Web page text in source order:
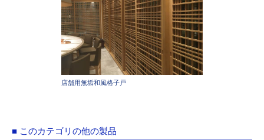
店舗用無垢和風格子戸
■ このカテゴリの他の製品